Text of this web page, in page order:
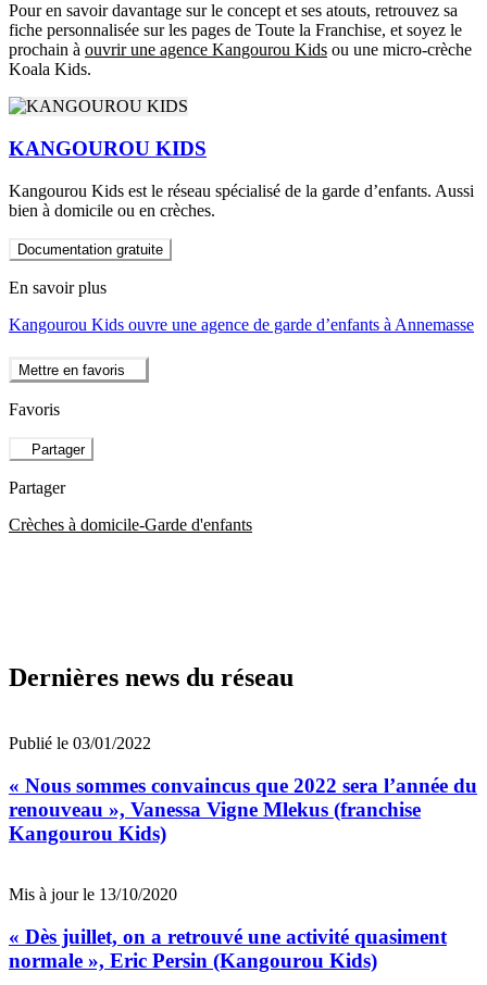
Pour en savoir davantage sur le concept et ses atouts, retrouvez sa
fiche personnalisée sur les pages de Toute la Franchise, et soyez le
prochain à ouvrir une agence Kangourou Kids ou une micro-crèche
Koala Kids.
KANGOUROU KIDS
Kangourou Kids est le réseau spécialisé de la garde d’enfants. Aussi
bien à domicile ou en crèches.
Documentation gratuite
En savoir plus
Kangourou Kids ouvre une agence de garde d’enfants à Annemasse
Mettre en favoris
Favoris
Partager
Partager
Crèches à domicile-Garde d'enfants
Dernières news du réseau
Publié le 03/01/2022
« Nous sommes convaincus que 2022 sera l’année du
renouveau », Vanessa Vigne Mlekus (franchise
Kangourou Kids)
Mis à jour le 13/10/2020
« Dès juillet, on a retrouvé une activité quasiment
normale », Eric Persin (Kangourou Kids)